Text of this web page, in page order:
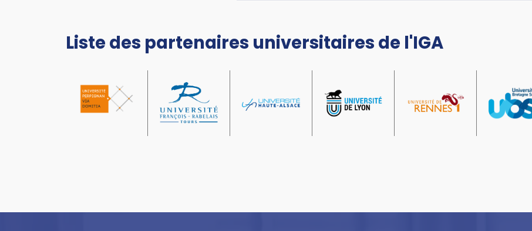
Liste des partenaires universitaires de l'IGA